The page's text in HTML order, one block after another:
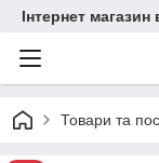
Інтернет
Товари та